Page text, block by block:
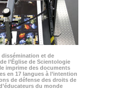
dissémination et de
l’Église de Scientologie
imprime des documents
en 17 langues à l’intention
de défense des droits de
du monde